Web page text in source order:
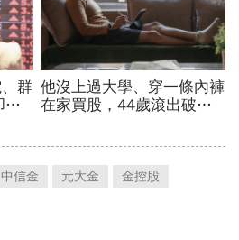
中信金 元大金
金控股